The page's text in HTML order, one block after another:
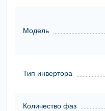
Модель
Тип инвертора
Количество фаз